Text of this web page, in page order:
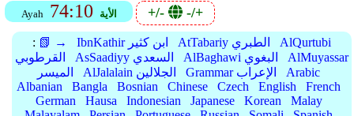
Ayah 74:10 الأية +/- -/+
: 📗 → IbnKathir ابن كثير AtTabariy الطبري
AlQurtubi
القرطوبي
AsSaadiyy السعدي AlBaghawi البغوي
AlMuyassar
الميسر
AlJalalain الجلالين Grammar الإعراب
Arabic
Albanian
Bangla Bosnian Chinese Czech English
French
German
Hausa Indonesian Japanese Korean
Malay